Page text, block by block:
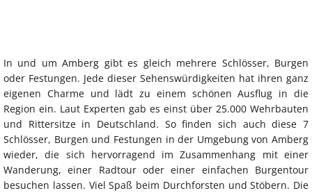
In und um Amberg gibt es gleich mehrere Schlösser, Burgen
oder Festungen. Jede dieser Sehenswürdigkeiten hat ihren ganz
eigenen Charme und lädt zu einem schönen Ausflug in die
Region ein. Laut Experten gab es einst über 25.000 Wehrbauten
und Rittersitze in Deutschland. So finden sich auch diese 7
Schlösser, Burgen und Festungen in der Umgebung von Amberg
wieder, die sich hervorragend im Zusammenhang mit einer
Wanderung, einer Radtour oder einer einfachen Burgentour
besuchen lassen. Viel Spaß beim Durchforsten und Stöbern. Die